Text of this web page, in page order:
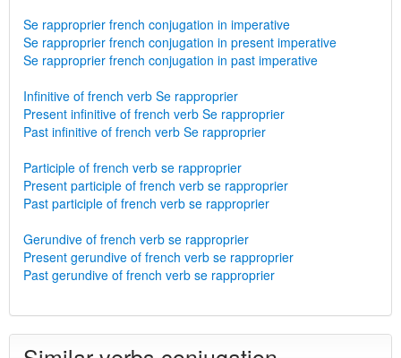
Se rapproprier french conjugation in imperative
Se rapproprier french conjugation in present imperative
Se rapproprier french conjugation in past imperative
Infinitive of french verb Se rapproprier
Present infinitive of french verb Se rapproprier
Past infinitive of french verb Se rapproprier
Participle of french verb se rapproprier
Present participle of french verb se rapproprier
Past participle of french verb se rapproprier
Gerundive of french verb se rapproprier
Present gerundive of french verb se rapproprier
Past gerundive of french verb se rapproprier